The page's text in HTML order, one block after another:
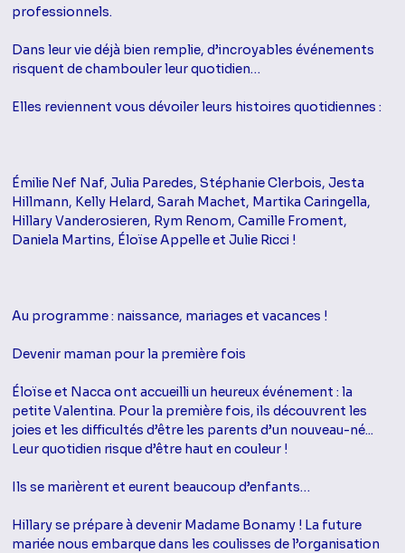
professionnels.
Dans leur vie déjà bien remplie, d’incroyables événements
risquent de chambouler leur quotidien…
Elles reviennent vous dévoiler leurs histoires quotidiennes :
Émilie Nef Naf, Julia Paredes, Stéphanie Clerbois, Jesta
Hillmann, Kelly Helard, Sarah Machet, Martika Caringella,
Hillary Vanderosieren, Rym Renom, Camille Froment,
Daniela Martins, Éloïse Appelle et Julie Ricci !
Au programme : naissance, mariages et vacances !
Devenir maman pour la première fois
Éloïse et Nacca ont accueilli un heureux événement : la
petite Valentina. Pour la première fois, ils découvrent les
joies et les difficultés d’être les parents d’un nouveau-né...
Leur quotidien risque d’être haut en couleur !
Ils se marièrent et eurent beaucoup d’enfants…
Hillary se prépare à devenir Madame Bonamy ! La future
mariée nous embarque dans les coulisses de l’organisation